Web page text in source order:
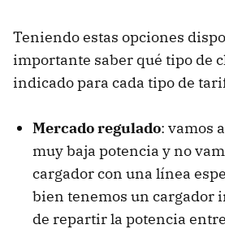
Teniendo estas opciones
importante saber qué tipo de
indicado para cada tipo de
Mercado regulado: vamos
muy baja potencia y no
cargador con una línea
bien tenemos un cargador
de repartir la potencia